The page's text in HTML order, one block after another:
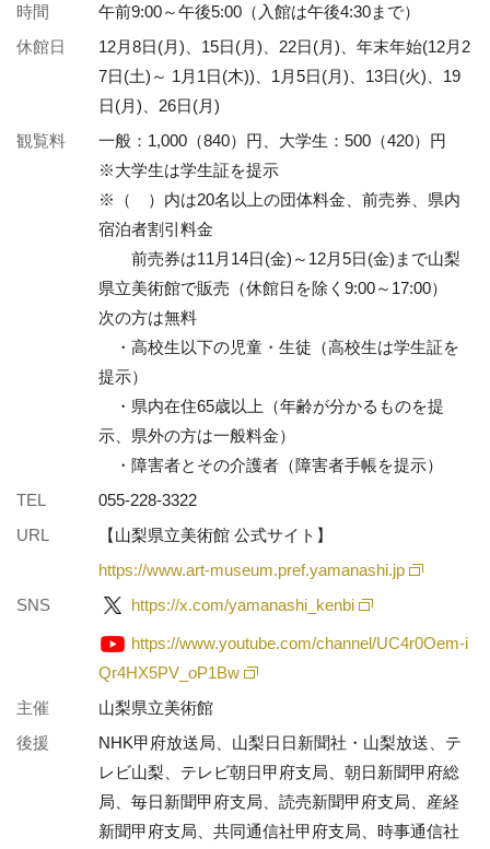
時間
午前9:00～午後5:00（入館は午後4:30まで）
休館日
12月8日(月)、15日(月)、22日(月)、年末年始(12月2
7日(土)～ 1月1日(木))、1月5日(月)、13日(火)、19
日(月)、26日(月)
観覧料
一般：1,000（840）円、大学生：500（420）円
※大学生は学生証を提示
※（ ）内は20名以上の団体料金、前売券、県内
宿泊者割引料金
前売券は11月14日(金)～12月5日(金)まで山梨
県立美術館で販売（休館日を除く9:00～17:00）
次の方は無料
・高校生以下の児童・生徒（高校生は学生証を
提示）
・県内在住65歳以上（年齢が分かるものを提
示、県外の方は一般料金）
・障害者とその介護者（障害者手帳を提示）
TEL
055-228-3322
URL
【山梨県立美術館 公式サイト】
https://www.art-museum.pref.yamanashi.jp
SNS
https://x.com/yamanashi_kenbi
https://www.youtube.com/channel/UC4r0Oem-i
Qr4HX5PV_oP1Bw
主催
山梨県立美術館
後援
NHK甲府放送局、山梨日日新聞社・山梨放送、テ
レビ山梨、テレビ朝日甲府支局、朝日新聞甲府総
局、毎日新聞甲府支局、読売新聞甲府支局、産経
新聞甲府支局、共同通信社甲府支局、時事通信社